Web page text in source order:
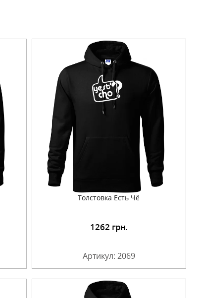
Толстовка Есть Чё
1262 грн.
Артикул: 2069